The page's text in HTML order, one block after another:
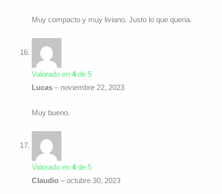
Muy compacto y muy liviano. Justo lo que queria.
Valorado en 4de 5
Lucas – noviembre 22, 2023
Muy bueno.
Valorado en 4de 5
Claudio – octubre 30, 2023